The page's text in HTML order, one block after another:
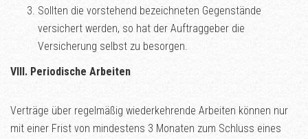
Sollten die vorstehend bezeichneten Gegenstände
versichert werden, so hat der Auftraggeber die
Versicherung selbst zu besorgen.
VIII. Periodische Arbeiten
Verträge über regelmäßig wiederkehrende Arbeiten können nur
mit einer Frist von mindestens 3 Monaten zum Schluss eines